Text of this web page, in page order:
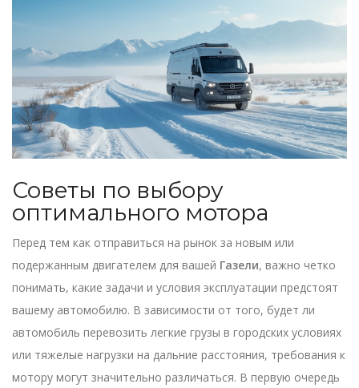
Советы по выбору
оптимального мотора
Перед тем как отправиться на рынок за новым или
подержанным двигателем для вашей Газели, важно четко
понимать, какие задачи и условия эксплуатации предстоят
вашему автомобилю. В зависимости от того, будет ли
автомобиль перевозить легкие грузы в городских условиях
или тяжелые нагрузки на дальние расстояния, требования к
мотору могут значительно различаться. В первую очередь